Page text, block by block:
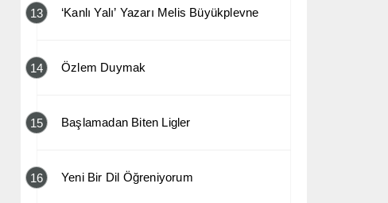
13 ‘Kanlı Yalı’ Yazarı Melis Büyükplevne
14 Özlem Duymak
15 Başlamadan Biten Ligler
16 Yeni Bir Dil Öğreniyorum